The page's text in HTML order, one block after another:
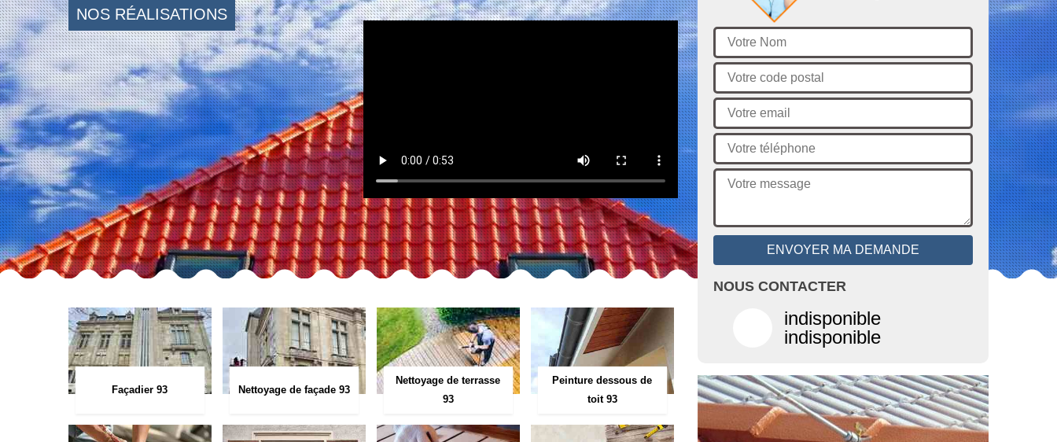
NOS RÉALISATIONS
Façadier 93 Nettoyage de façade 93
Nettoyage de terrasse
93
Peinture dessous de
toit 93
NOUS CONTACTER
indisponible
indisponible